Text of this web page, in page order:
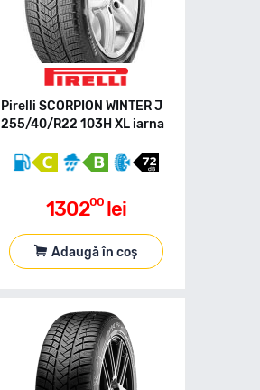
Pirelli SCORPION WINTER J
255/40/R22 103H XL iarna
130200 lei
Adaugă în coș